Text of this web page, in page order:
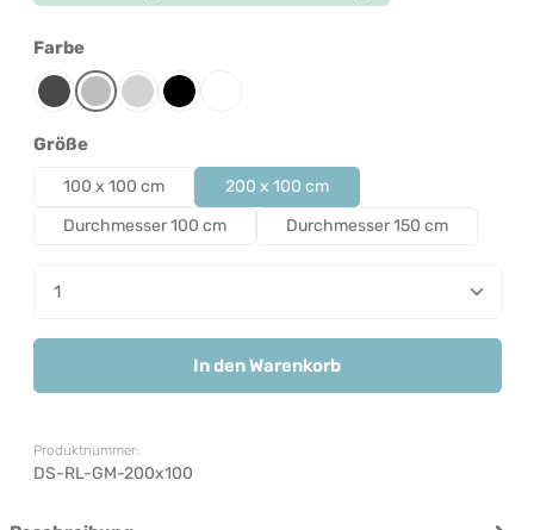
Farbeauswählen
AnthrazitGrau-meliert
LichtgrauSchwarz
Größeauswählen
100 x 100 cm
200 x 100 cm
Durchmesser 100 cm
Durchmesser 150 cm
Produkt Anzahl: Gib den gewünschten Wert ein
In den Warenkorb
Produktnummer:
DS-RL-GM-200x100